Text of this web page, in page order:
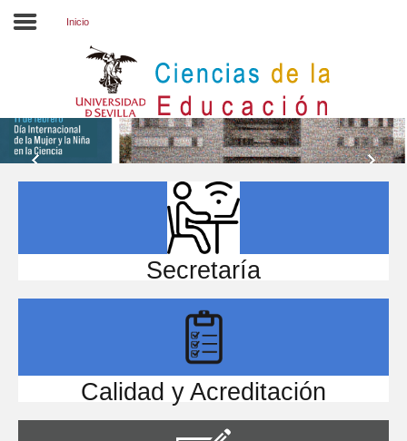
EL CENTRO
Inicio
Secretaría
Calidad y Acreditación